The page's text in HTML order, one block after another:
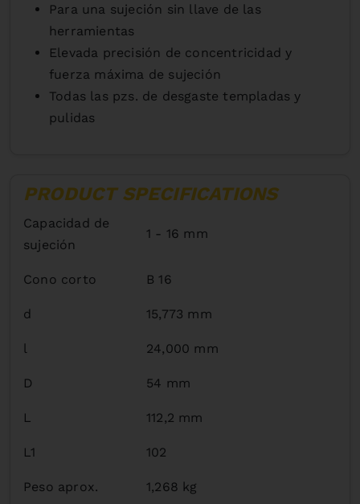
Para una sujeción sin llave de las
herramientas
Elevada precisión de concentricidad y
fuerza máxima de sujeción
Todas las pzs. de desgaste templadas y
pulidas
PRODUCT SPECIFICATIONS
Capacidad de
sujeción
1 - 16 mm
Cono corto B 16
d 15,773 mm
l 24,000 mm
D 54 mm
L 112,2 mm
L1 102
Peso aprox. 1,268 kg